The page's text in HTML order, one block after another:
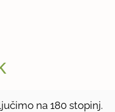
na 180 stopinj.